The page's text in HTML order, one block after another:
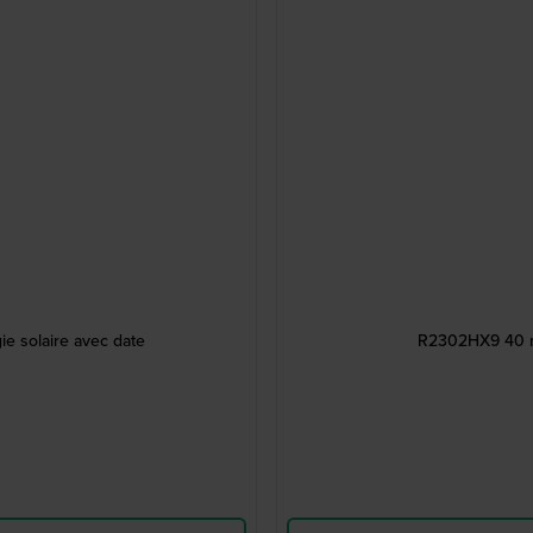
solaire avec date R2302HX9 40